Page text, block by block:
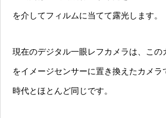
を介してフィルムに当てて露光します。
現在のデジタル一眼レフカメラは、こ
をイメージセンサーに置き換えたカメラ
時代とほとんど同じです。